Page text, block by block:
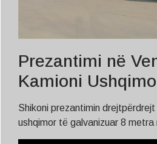
Prezantimi në
Kamioni
Shikoni prezantimin
ushqimor të galvanizuar 8